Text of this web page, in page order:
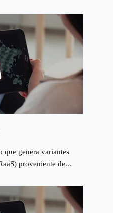
que genera variantes
proveniente de...